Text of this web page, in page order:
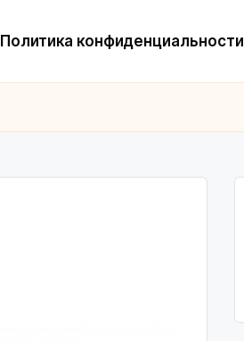
Политика конфиденциальности